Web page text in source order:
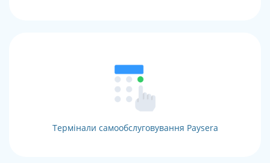
Термінали самообслуговування Paysera